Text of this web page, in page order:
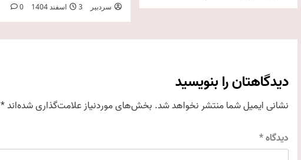
سردبیر 3 اسفند 1404 0
دیدگاهتان را بنویسید
نشانی ایمیل شما منتشر نخواهد شد. بخش‌های موردنیاز علامت‌گذاری شده‌اند*
دیدگاه*